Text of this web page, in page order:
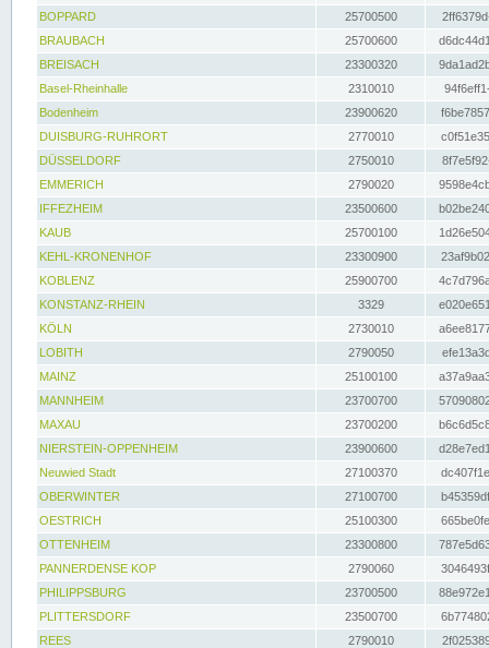
BOPPARD
25700500
BRAUBACH
25700600
BREISACH
23300320
Basel-Rheinhalle
2310010
Bodenheim
23900620
DUISBURG-RUHRORT
2770010
DÜSSELDORF
2750010
EMMERICH
2790020
IFFEZHEIM
23500600
KAUB
25700100
KEHL-KRONENHOF
23300900
KOBLENZ
25900700
KONSTANZ-RHEIN
3329
KÖLN
2730010
LOBITH
2790050
MAINZ
25100100
MANNHEIM
23700700
MAXAU
23700200
NIERSTEIN-OPPENHEIM
23900600
Neuwied Stadt
27100370
OBERWINTER
27100700
OESTRICH
25100300
OTTENHEIM
23300800
PANNERDENSE KOP
2790060
PHILIPPSBURG
23700500
PLITTERSDORF
23500700
REES
2790010